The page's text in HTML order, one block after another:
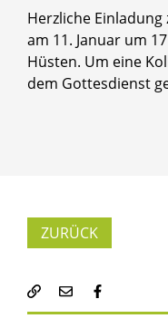
Herzliche
am 11. Januar um
Hüsten. Um eine
dem Gottesdienst
ZURÜCK